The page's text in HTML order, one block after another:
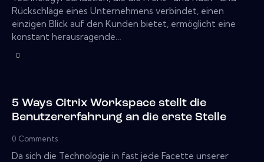
Rückschläge eines Unternehmens verbindet, einen
einzigen Blick auf den Kunden bietet, ermöglicht eine
konstant herausragende…
5 Ways Citrix Workspace stellt die
Benutzererfahrung an die erste Stelle
0 Comments
Da sich die Technologie in fast jede Facette unserer